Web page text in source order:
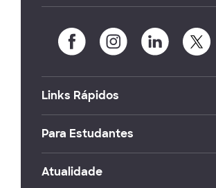
Links Rápidos
Para Estudantes
Atualidade